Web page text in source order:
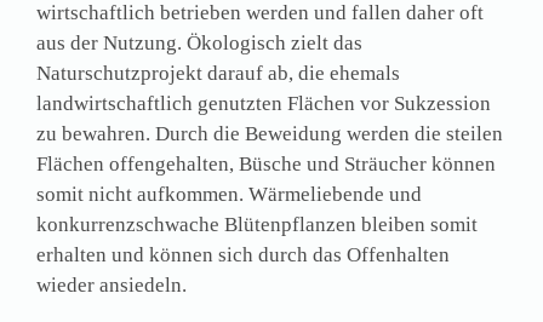
wirtschaftlich betrieben werden und fallen daher oft
aus der Nutzung. Ökologisch zielt das
Naturschutzprojekt darauf ab, die ehemals
landwirtschaftlich genutzten Flächen vor Sukzession
zu bewahren. Durch die Beweidung werden die steilen
Flächen offengehalten, Büsche und Sträucher können
somit nicht aufkommen. Wärmeliebende und
konkurrenzschwache Blütenpflanzen bleiben somit
erhalten und können sich durch das Offenhalten
wieder ansiedeln.